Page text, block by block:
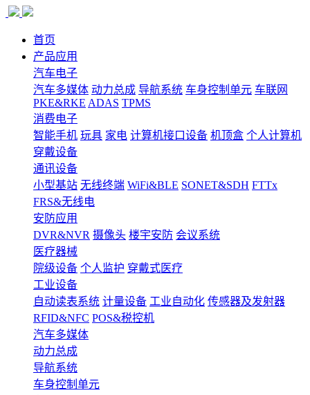
首页
产品应用
汽车电子
汽车多媒体 动力总成 导航系统 车身控制单元 车联网
PKE&RKE ADAS TPMS
消费电子
智能手机 玩具 家电 计算机接口设备 机顶盒 个人计算机
穿戴设备
通讯设备
小型基站 无线终端 WiFi&BLE SONET&SDH FTTx
FRS&无线电
安防应用
DVR&NVR 摄像头 楼宇安防 会议系统
医疗器械
院级设备 个人监护 穿戴式医疗
工业设备
自动读表系统 计量设备 工业自动化 传感器及发射器
RFID&NFC POS&税控机
汽车多媒体
动力总成
导航系统
车身控制单元